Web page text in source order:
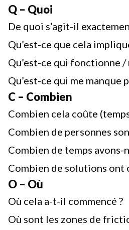
Q – Quoi
De quoi s’agit-il
Qu’est-ce que cela
Qu’est-ce qui fonctionne /
Qu’est-ce qui me manque
C – Combien
Combien cela coûte
Combien de personnes
Combien de temps avons-
Combien de solutions ont
O – Où
Où cela a-t-il commencé ?
Où sont les zones de